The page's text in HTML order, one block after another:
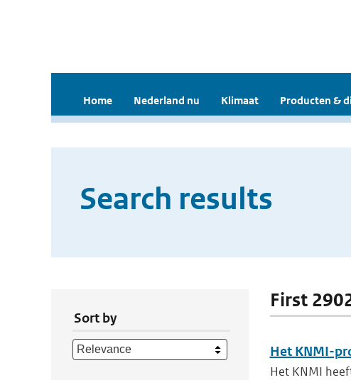
Home Nederland nu Klimaat Producten &
Search results
Sort by
First
Het KNMI-
Het KNMI